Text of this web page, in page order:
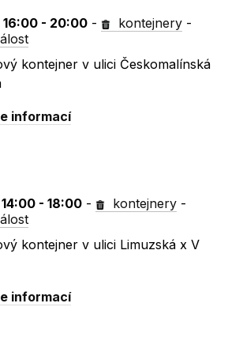
16:00 - 20:00 - kontejnery -
kontejner v ulici Českomalínská
informací
14:00 - 18:00 - kontejnery -
kontejner v ulici Limuzská x V
informací